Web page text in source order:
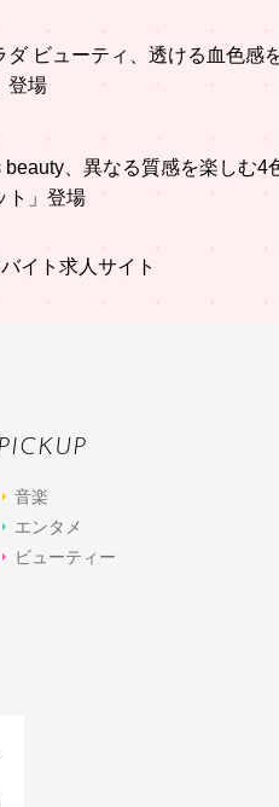
ダ ビューティ、透ける血色感
登場
beauty、異なる質感を楽しむ
ト」登場
イト求人サイト
音楽
エンタメ
ビューティー